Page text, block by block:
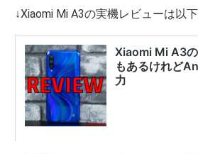
↓Xiaomi Mi A3の実機レビューは以